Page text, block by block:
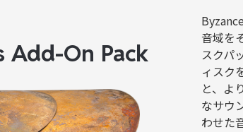
Add-On Pack
音域を
スクパ
ィスク
と、よ
なサウ
わせた